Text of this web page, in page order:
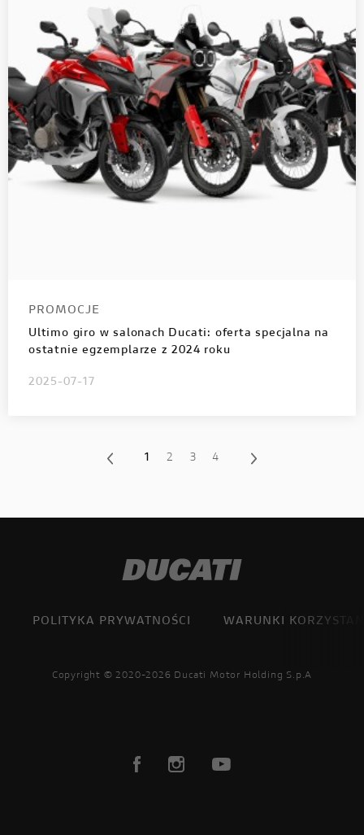
PROMOCJE
Ultimo giro w salonach Ducati: oferta specjalna na
ostatnie egzemplarze z 2024 roku
2025-07-17
1 2 3 4
POLITYKA PRYWATNOŚCI WARUNKI
Copyright © 2020-2026 Ducati Motor Holding S.p.A